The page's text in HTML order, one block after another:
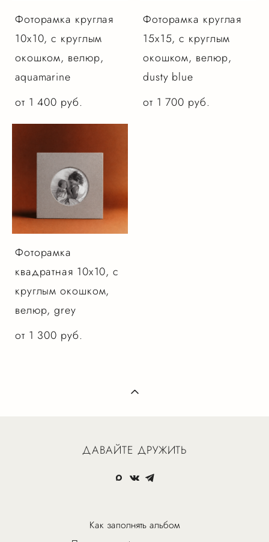
Фоторамка круглая
10х10, с круглым
окошком, велюр,
aquamarine
от 1 400 pуб.
Фоторамка круглая
15х15, с круглым
окошком, велюр,
dusty blue
от 1 700 pуб.
Фоторамка
квадратная 10х10, с
круглым окошком,
велюр, grey
от 1 300 pуб.
ДАВАЙТЕ ДРУЖИТЬ
Как заполнять альбом